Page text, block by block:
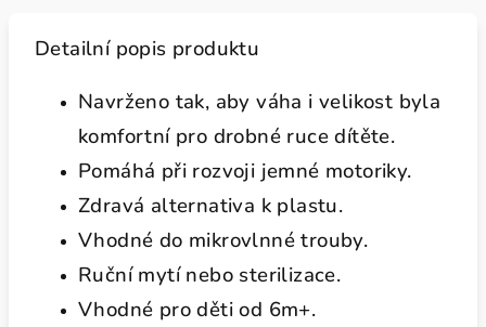
Detailní popis produktu
Navrženo tak, aby váha i velikost byla
komfortní pro drobné ruce dítěte.
Pomáhá při rozvoji jemné motoriky.
Zdravá alternativa k plastu.
Vhodné do mikrovlnné trouby.
Ruční mytí nebo sterilizace.
Vhodné pro děti od 6m+.